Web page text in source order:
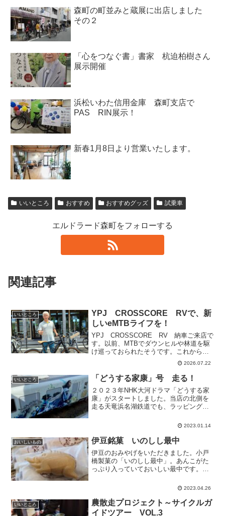
森町の町並みと蔵展に出店しました
その２
「心をつなぐ書」書家 杭迫柏樹さん
展示開催
浜松いわた信用金庫 森町支店で
PAS RIN展示！
新春1月8日より営業いたします。
いいところ おすすめ おすすめグッズ 試乗車
エルドラード森町をフォローする
関連記事
いいところ
YPJ CROSSCORE RVで、新
しいeMTBライフを！
YPJ CROSSCORE RV 納車ご来店で
す。以前、MTBでダウンヒルや林道を駆
け巡っておられたそうです。これから
は、坂道もグイグイ上るeBikeで新しいサ
イクルライフを楽しんでください！この
あと、道の守り神の天宮神社へ自転車守
りを授か...
2026.07.22
いいところ 「どうする家康」号 走る！
２０２３年NHK大河ドラマ「どうする家
康」がスタートしました。当店の北側を
走る天竜浜名湖鉄道でも、ラッピング電
す。｡｡｡｡｡｡｡｡｡｡｡｡｡｡｡｡｡｡｡｡｡｡｡｡｡｡｡｡｡｡｡
2023.01.14
おいしいもの 伊豆銘菓 いのしし最中
伊豆のおみやげをいただきました。小戸
橋製菓の「いのしし最中」。あんこがた
っぷり入っていておいしい最中です。あ
べ物を与えないでください。」とメカニ
2023.04.26
いいところ
農散走プロジェクト～サイクルガ
イドツアー VOL.3